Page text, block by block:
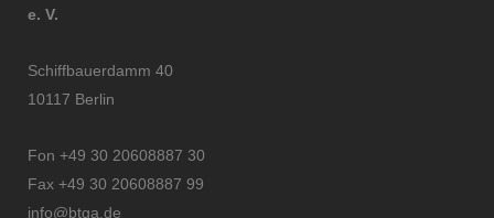
e. V.
Schiffbauerdamm 40
10117 Berlin
Fon +49 30 20608887 30
Fax +49 30 20608887 99
info@btga.de